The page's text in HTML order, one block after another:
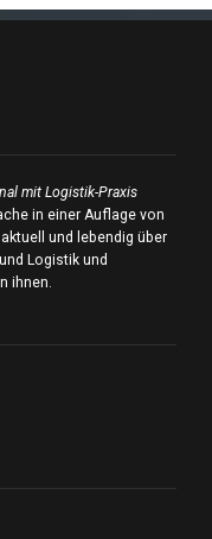
mit Logistik-Praxis
in einer Auflage von
und lebendig über
Logistik und
ihnen.